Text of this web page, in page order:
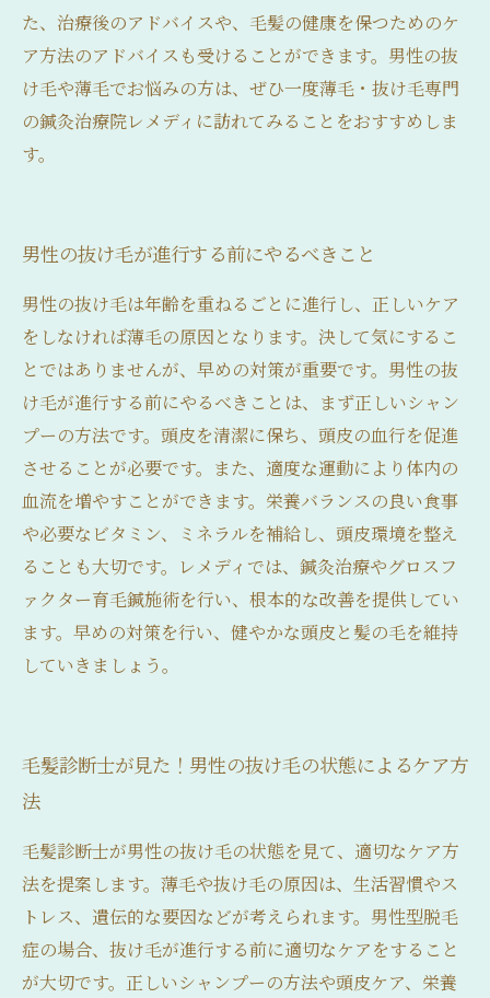
た、治療後のアドバイスや、毛髪の健康を保つためのケ
ア方法のアドバイスも受けることができます。男性の抜
け毛や薄毛でお悩みの方は、ぜひ一度薄毛・抜け毛専門
の鍼灸治療院レメディに訪れてみることをおすすめしま
す。
男性の抜け毛が進行する前にやるべきこと
男性の抜け毛は年齢を重ねるごとに進行し、正しいケア
をしなければ薄毛の原因となります。決して気にするこ
とではありませんが、早めの対策が重要です。男性の抜
け毛が進行する前にやるべきことは、まず正しいシャン
プーの方法です。頭皮を清潔に保ち、頭皮の血行を促進
させることが必要です。また、適度な運動により体内の
血流を増やすことができます。栄養バランスの良い食事
や必要なビタミン、ミネラルを補給し、頭皮環境を整え
ることも大切です。レメディでは、鍼灸治療やグロスフ
ァクター育毛鍼施術を行い、根本的な改善を提供してい
ます。早めの対策を行い、健やかな頭皮と髪の毛を維持
していきましょう。
毛髪診断士が見た！男性の抜け毛の状態によるケア方
法
毛髪診断士が男性の抜け毛の状態を見て、適切なケア方
法を提案します。薄毛や抜け毛の原因は、生活習慣やス
トレス、遺伝的な要因などが考えられます。男性型脱毛
症の場合、抜け毛が進行する前に適切なケアをすること
が大切です。正しいシャンプーの方法や頭皮ケア、栄養